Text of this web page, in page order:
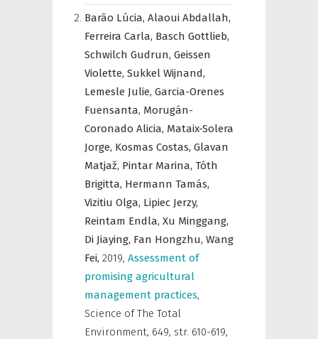
Barão Lúcia, Alaoui Abdallah,
Ferreira Carla, Basch Gottlieb,
Schwilch Gudrun, Geissen
Violette, Sukkel Wijnand,
Lemesle Julie, Garcia-Orenes
Fuensanta, Morugán-
Coronado Alicia, Mataix-Solera
Jorge, Kosmas Costas, Glavan
Matjaž, Pintar Marina, Tóth
Brigitta, Hermann Tamás,
Vizitiu Olga, Lipiec Jerzy,
Reintam Endla, Xu Minggang,
Di Jiaying, Fan Hongzhu, Wang
Fei, 2019, Assessment of
promising agricultural
management practices,
Science of The Total
Environment, 649, str. 610-619,